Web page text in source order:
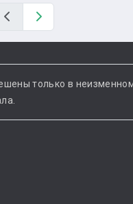
Назад
только в